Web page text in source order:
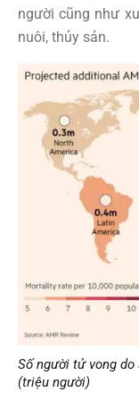
người cũng như
nuôi, thủy sản.
Số người tử vong
(triệu người)